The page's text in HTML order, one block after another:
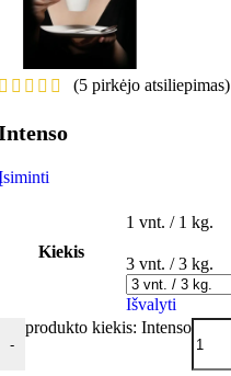
(5 pirkėjo atsiliepimas)
Kiekis
1 vnt. / 1 kg.
3 vnt. / 3 kg.
Išvalyti
-
produkto kiekis: Intenso